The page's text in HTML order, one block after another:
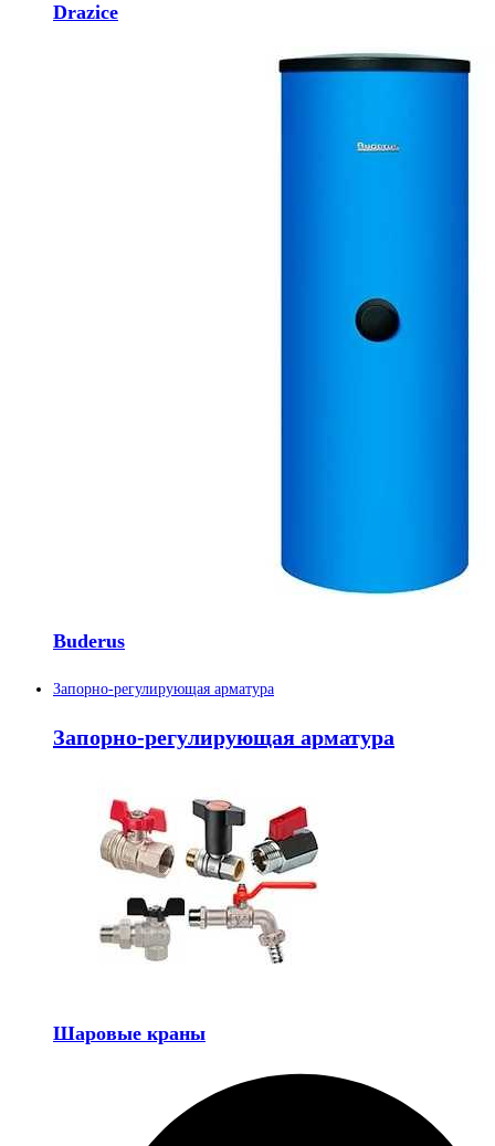
Drazice
Buderus
Запорно-регулирующая арматура
Запорно-регулирующая арматура
Шаровые краны